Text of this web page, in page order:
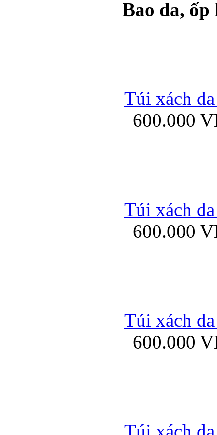
Ốp lưng silicon
Ốp lưng Samsung
Ốp lưng
Bao da,
Túi xách
600.000
Túi xách
600.000
Túi xách
600.000